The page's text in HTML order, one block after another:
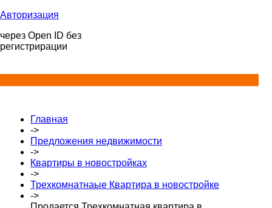
Авторизация
через Open ID без
регистрирации
Главная
->
Предложения недвижимости
->
Квартиры в новостройках
->
Трехкомнатнаые Квартира в новостройке
->